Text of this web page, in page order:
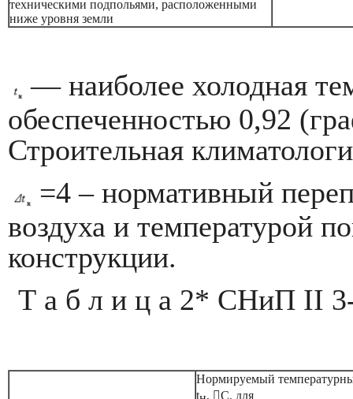
техническими подпольями, расположенными
ниже уровня земли
— наиболее холодная
обеспеченностью 0,92
Строительная
=4 – нормативный
воздуха и температурой
конструкции.
Т а б л и ц а 2* СНиП II
Нормируемый
t , С, для